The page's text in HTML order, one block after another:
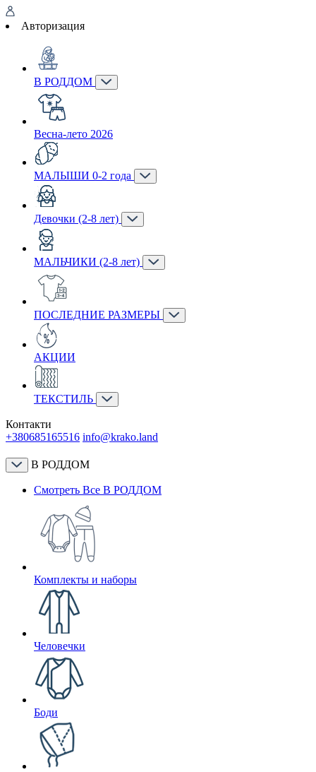
Авторизация
В РОДДОМ
Весна-лето 2026
МАЛЫШИ 0-2 года
Девочки (2-8 лет)
МАЛЬЧИКИ (2-8 лет)
ПОСЛЕДНИЕ РАЗМЕРЫ
АКЦИИ
ТЕКСТИЛЬ
Контакти
+380685165516 info@krako.land
В РОДДОМ
Смотреть Все В РОДДОМ
Комплекты и наборы
Человечки
Боди